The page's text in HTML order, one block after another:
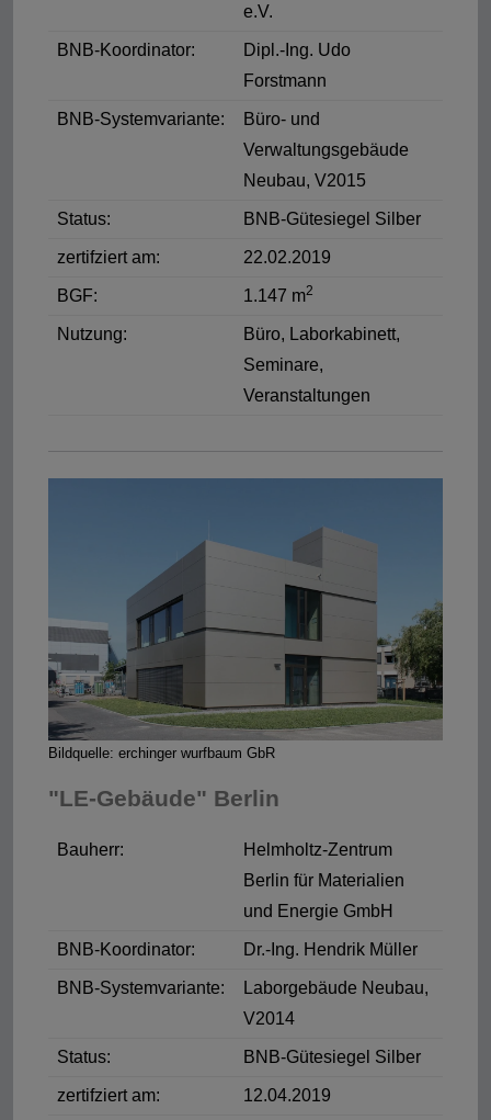
e.V.
BNB-Koordinator:
Dipl.-Ing. Udo
Forstmann
BNB-Systemvariante:
Büro- und
Verwaltungsgebäude
Neubau, V2015
Status: BNB-Gütesiegel Silber
zertifziert am: 22.02.2019
BGF: 1.147 m2
Nutzung:
Büro, Laborkabinett,
Seminare,
Veranstaltungen
Bildquelle: erchinger wurfbaum GbR
"LE-Gebäude" Berlin
Bauherr:
Helmholtz-Zentrum
Berlin für Materialien
und Energie GmbH
BNB-Koordinator: Dr.-Ing. Hendrik Müller
BNB-Systemvariante:
Laborgebäude Neubau,
V2014
Status: BNB-Gütesiegel Silber
zertifziert am: 12.04.2019